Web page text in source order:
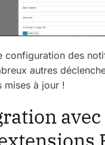
configuration des
autres
mises à jour !